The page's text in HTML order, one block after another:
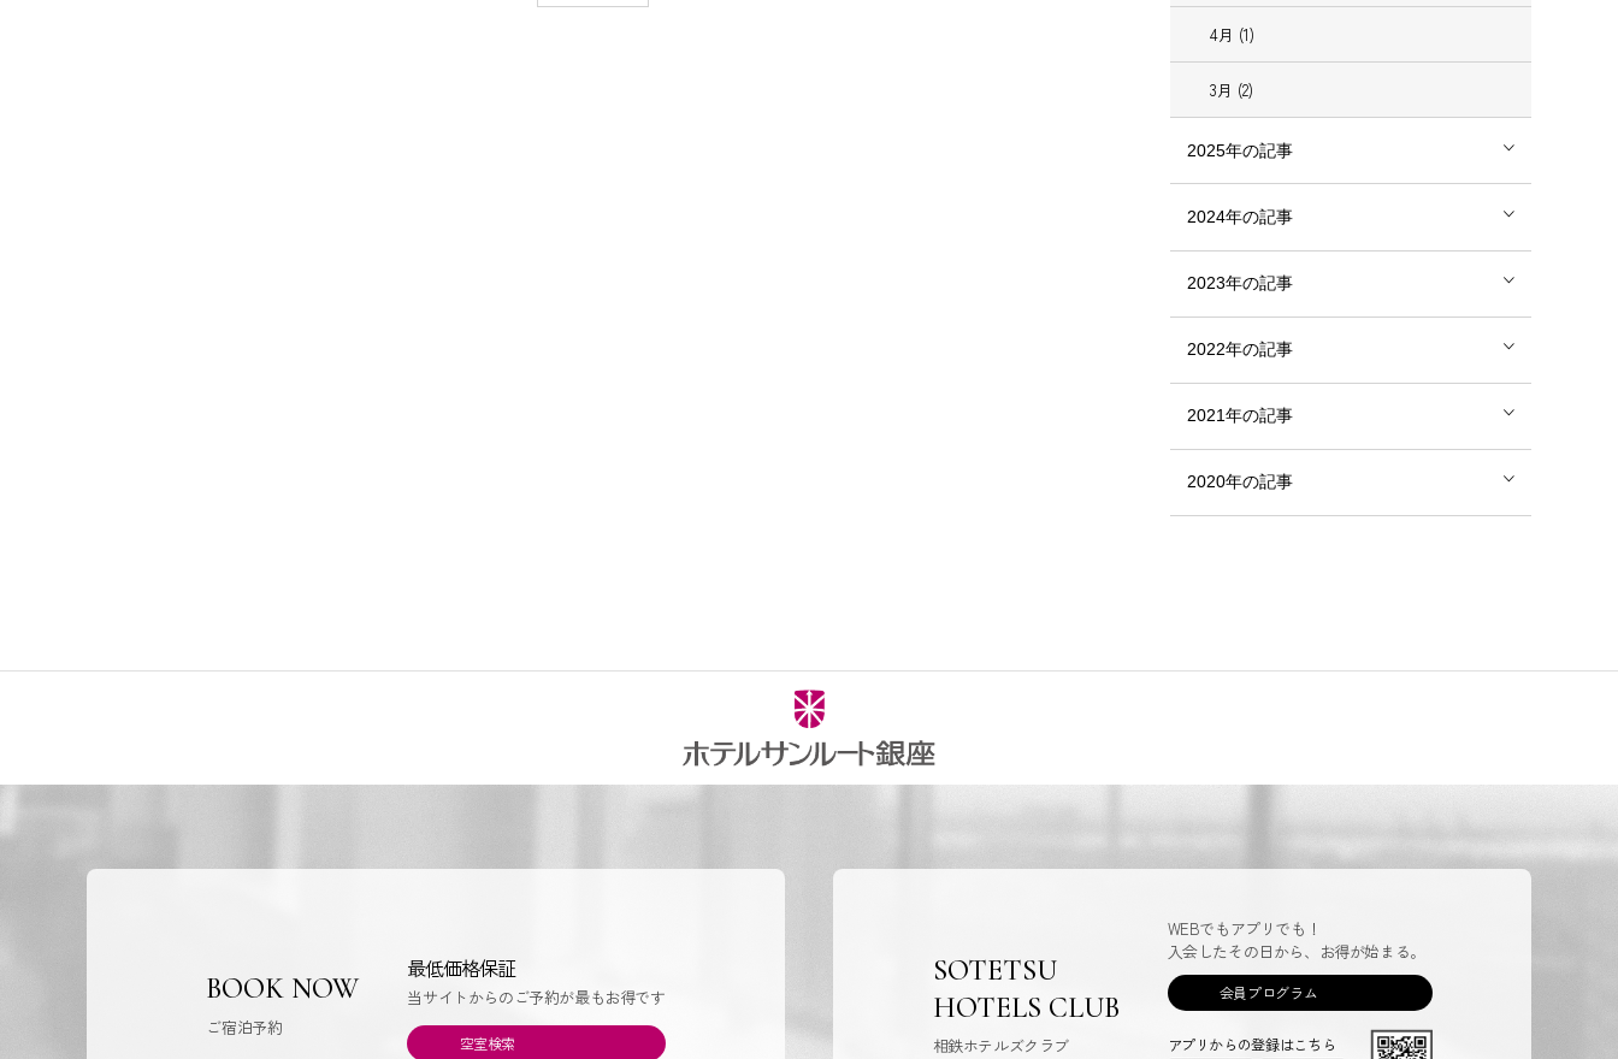
4月 (1)
3月 (2)
2025年の記事
2024年の記事
2023年の記事
2022年の記事
2021年の記事
2020年の記事
BOOK NOW
ご宿泊予約
最低価格保証
当サイトからのご予約が最もお得です
空室検索
SOTETSU
HOTELS CLUB
相鉄ホテルズクラブ
WEBでもアプリでも！
入会したその日から、お得が始まる。
会員プログラム
アプリからの登録はこちら